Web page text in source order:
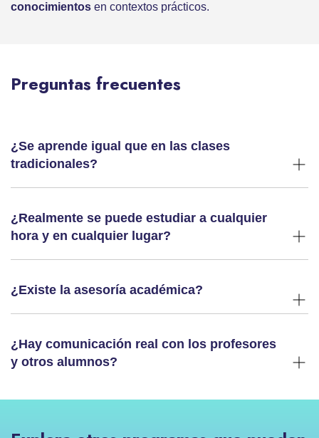
conocimientos en contextos prácticos.
Preguntas frecuentes
¿Se aprende igual que en las clases
tradicionales?
¿Realmente se puede estudiar a cualquier
hora y en cualquier lugar?
¿Existe la asesoría académica?
¿Hay comunicación real con los profesores
y otros alumnos?